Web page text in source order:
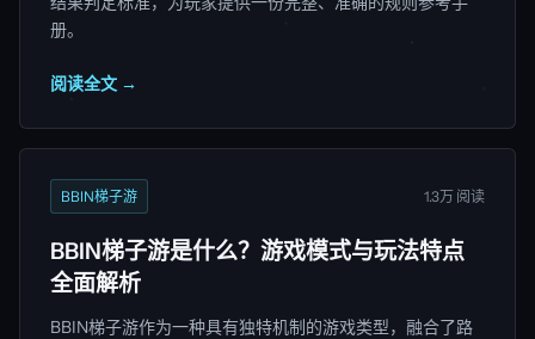
册。
阅读全文 →
BBIN梯子游 1.3万 阅读
BBIN梯子游是什么？游戏模式与玩法特点
全面解析
BBIN梯子游作为一种具有独特机制的游戏类型，融合了路